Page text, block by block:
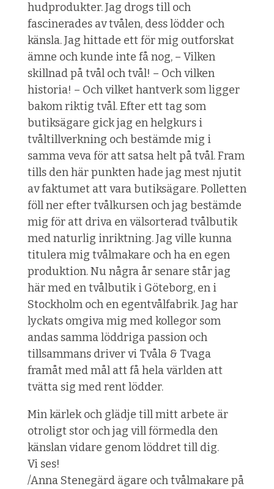
hudprodukter. Jag drogs till och
fascinerades av tvålen, dess lödder och
känsla. Jag hittade ett för mig outforskat
ämne och kunde inte få nog, – Vilken
skillnad på tvål och tvål! – Och vilken
historia! – Och vilket hantverk som ligger
bakom riktig tvål. Efter ett tag som
butiksägare gick jag en helgkurs i
tvåltillverkning och bestämde mig i
samma veva för att satsa helt på tvål. Fram
tills den här punkten hade jag mest njutit
av faktumet att vara butiksägare. Polletten
föll ner efter tvålkursen och jag bestämde
mig för att driva en välsorterad tvålbutik
med naturlig inriktning. Jag ville kunna
titulera mig tvålmakare och ha en egen
produktion. Nu några år senare står jag
här med en tvålbutik i Göteborg, en i
Stockholm och en egentvålfabrik. Jag har
lyckats omgiva mig med kollegor som
andas samma löddriga passion och
tillsammans driver vi Tvåla & Tvaga
framåt med mål att få hela världen att
tvätta sig med rent lödder.
Min kärlek och glädje till mitt arbete är
otroligt stor och jag vill förmedla den
känslan vidare genom löddret till dig.
Vi ses!
/Anna Stenegärd ägare och tvålmakare på